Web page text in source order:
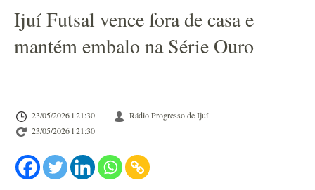
Ijuí Futsal vence fora de casa e
mantém embalo na Série Ouro
23/05/2026 l 21:30
Rádio Progresso de Ijuí
23/05/2026 l 21:30